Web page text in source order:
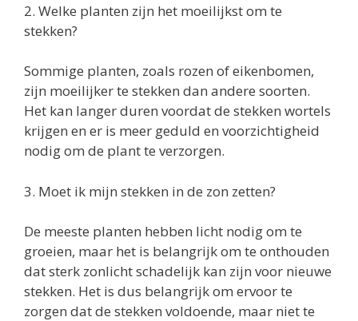
2. Welke planten zijn het moeilijkst om te
stekken?
Sommige planten, zoals rozen of eikenbomen,
zijn moeilijker te stekken dan andere soorten.
Het kan langer duren voordat de stekken wortels
krijgen en er is meer geduld en voorzichtigheid
nodig om de plant te verzorgen.
3. Moet ik mijn stekken in de zon zetten?
De meeste planten hebben licht nodig om te
groeien, maar het is belangrijk om te onthouden
dat sterk zonlicht schadelijk kan zijn voor nieuwe
stekken. Het is dus belangrijk om ervoor te
zorgen dat de stekken voldoende, maar niet te